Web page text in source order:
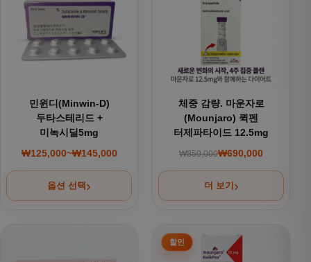
민윈디(Minwin-D)
두타스테리드 +
미녹시딜5mg
₩125,000~₩145,000
가격 범위: ₩125,000~₩145,000
옵션 선택
체중 감량. 마운자로
(Mounjaro) 퀵펜
터제파타이드 12.5mg
₩850,000 원래 가격:
₩690,000
현재 가격:
더 보기
여러 상품 옵션이 이 상품에 있습니다. 상품 페이지에서 옵션